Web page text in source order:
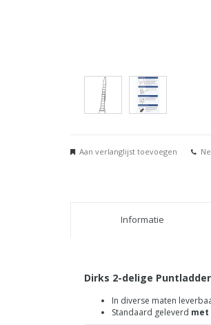
Aan verlanglijst toevoegen
Informatie
Dirks 2-delige
In diverse maten
Standaard geleverd met